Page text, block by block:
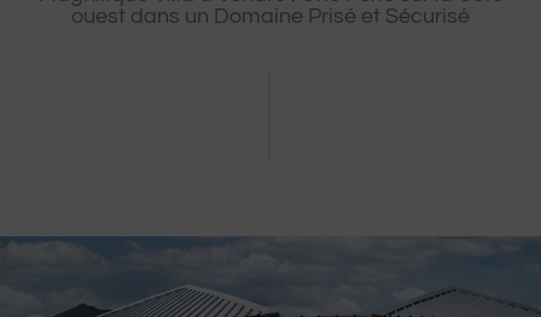
ouest dans un Domaine Prisé et Sécurisé